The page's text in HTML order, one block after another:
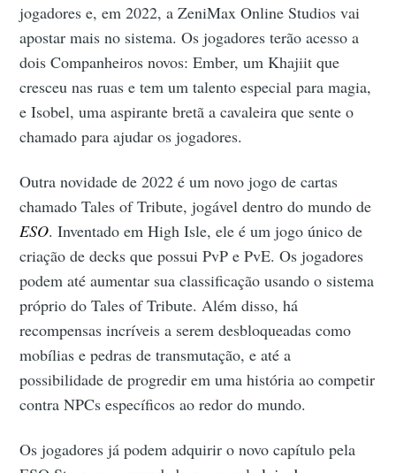
jogadores e, em 2022, a ZeniMax Online Studios vai
apostar mais no sistema. Os jogadores terão acesso a
dois Companheiros novos: Ember, um Khajiit que
cresceu nas ruas e tem um talento especial para magia,
e Isobel, uma aspirante bretã a cavaleira que sente o
chamado para ajudar os jogadores.
Outra novidade de 2022 é um novo jogo de cartas
chamado Tales of Tribute, jogável dentro do mundo de
ESO. Inventado em High Isle, ele é um jogo único de
criação de decks que possui PvP e PvE. Os jogadores
podem até aumentar sua classificação usando o sistema
próprio do Tales of Tribute. Além disso, há
recompensas incríveis a serem desbloqueadas como
mobílias e pedras de transmutação, e até a
possibilidade de progredir em uma história ao competir
contra NPCs específicos ao redor do mundo.
Os jogadores já podem adquirir o novo capítulo pela